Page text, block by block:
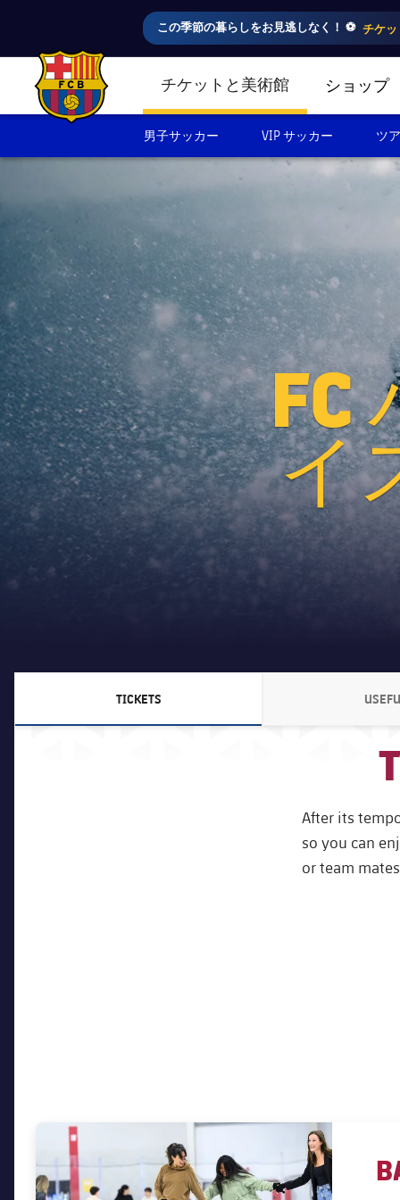
この季節の暮らしをお見逃しなく！ ⚽️ チケ
FC Barcelona club badge チケットと美術館LABEL.SHARE.CARETDOWNショップ
男子サッカー VIP サッカー ツ
FC
イ
TICKETS
LABEL.ARIA.CHEVRONRIGHT
After its
so you can
or team